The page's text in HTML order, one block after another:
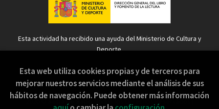
Esta actividad ha recibido una ayuda del Ministerio de Cultura y
Deporte.
2026 © Sopa de Sapo . Todos los Derechos Reservados |
Esta web utiliza cookies propias y de terceros para
mejorar nuestros servicios mediante el análisis de sus
hábitos de navegación. Puede obtener más información